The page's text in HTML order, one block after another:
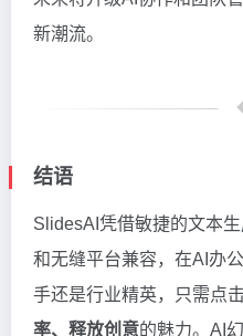
新潮流。
结语
SlidesAI凭借敏捷的文本
和无缝平台兼容，在AI办
手还是行业精英，只需点击
率、释放创意的魅力。AI